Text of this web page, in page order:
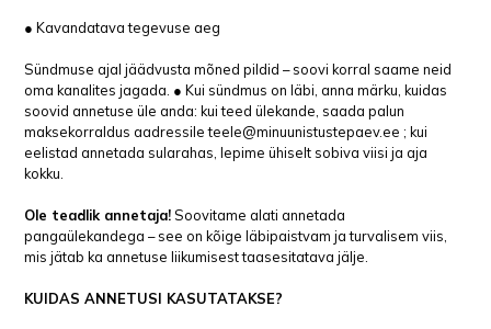
● Kavandatava tegevuse aeg
Sündmuse ajal jäädvusta mõned pildid – soovi korral saame neid
oma kanalites jagada. ● Kui sündmus on läbi, anna märku, kuidas
soovid annetuse üle anda: kui teed ülekande, saada palun
maksekorraldus aadressile teele@minuunistustepaev.ee ; kui
eelistad annetada sularahas, lepime ühiselt sobiva viisi ja aja
kokku.
Ole teadlik annetaja!Soovitame alati annetada
pangaülekandega – see on kõige läbipaistvam ja turvalisem viis,
mis jätab ka annetuse liikumisest taasesitatava jälje.
KUIDAS ANNETUSI KASUTATAKSE?